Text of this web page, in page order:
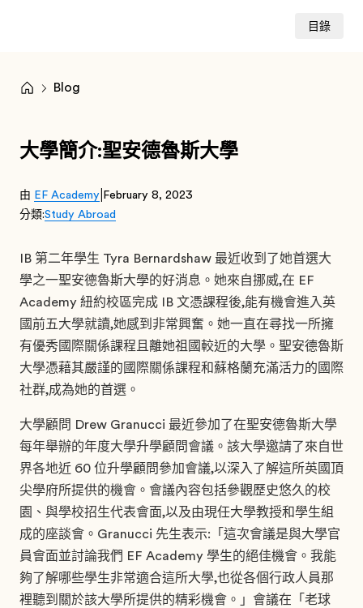
目錄
Blog
大學簡介:聖安德魯斯大學
由 EF Academy February 8, 2023
分類:Study Abroad
IB 第二年學生 Tyra Bernardshaw 最近收到了她首選大
學之一聖安德魯斯大學的好消息。她來自挪威,在 EF
Academy 紐約校區完成 IB 文憑課程後,能有機會進入英
國前五大學就讀,她感到非常興奮。她一直在尋找一所擁
有優秀國際關係課程且離她祖國較近的大學。聖安德魯斯
大學憑藉其嚴謹的國際關係課程和蘇格蘭充滿活力的國際
社群,成為她的首選。
大學顧問 Drew Granucci 最近參加了在聖安德魯斯大學
每年舉辦的年度大學升學顧問會議。該大學邀請了來自世
界各地近 60 位升學顧問參加會議,以深入了解這所英國頂
尖學府所提供的機會。會議內容包括參觀歷史悠久的校
園、與學校招生代表會面,以及由現任大學教授和學生組
成的座談會。Granucci 先生表示:「這次會議是與大學官
員會面並討論我們 EF Academy 學生的絕佳機會。我能
夠了解哪些學生非常適合這所大學,也從各個行政人員那
裡聽到關於該大學所提供的精彩機會。」會議在「老球